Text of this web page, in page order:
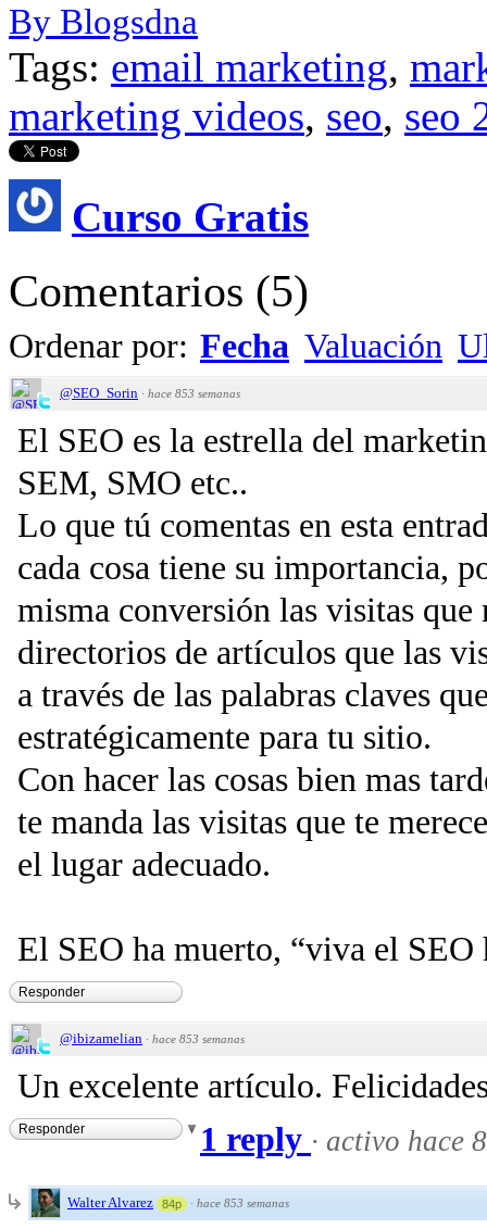
By Blogsdna
Tags: email marketing,
marketing videos, seo, seo
Curso Gratis
Comentarios (5)
Ordenar por: Fecha Valuación
@SEO_Sorin · hace 853 semanas
El SEO es la estrella del
SEM, SMO etc..
Lo que tú comentas en esta
cada cosa tiene su importancia,
misma conversión las visitas que
directorios de artículos que las
a través de las palabras claves
estratégicamente para tu sitio.
Con hacer las cosas bien mas
te manda las visitas que te
el lugar adecuado.
El SEO ha muerto, “viva el SEO
Responder
@ibizamelian · hace 853 semanas
Un excelente artículo.
Responder 1 reply · activo hace
Walter Alvarez 84p · hace 853 semanas